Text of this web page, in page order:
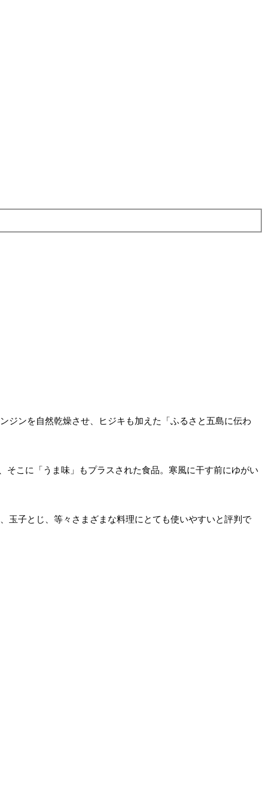
ジンを自然乾燥させ、ヒジキも加えた「ふるさと五島に伝わ
こに「うま味」もプラスされた食品。寒風に干す前にゆがい
玉子とじ、等々さまざまな料理にとても使いやすいと評判で